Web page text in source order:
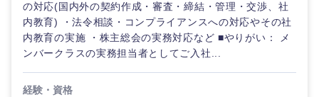
の対応(国内外の契約作成・審査・締結・管理・交渉、社
内教育) ・法令相談・コンプライアンスへの対応やその社
内教育の実施 ・株主総会の実務対応など ■やりがい： メ
ンバークラスの実務担当者としてご入社...
経験・資格